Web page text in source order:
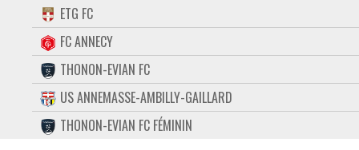
ACCUEIL
FORUM
CONTACT
FACEBOOK
TWITTER
ETG FC
FC ANNECY
THONON-EVIAN FC
US ANNEMASSE-AMBILLY-GAILLARD
THONON-EVIAN FC FÉMININ